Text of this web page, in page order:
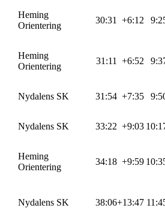
Heming
Orientering
30:31 +6:12
Heming
Orientering
31:11 +6:52
Nydalens SK 31:54 +7:35
Nydalens SK 33:22 +9:03
Heming
Orientering
34:18 +9:59
Nydalens SK 38:06+13:47